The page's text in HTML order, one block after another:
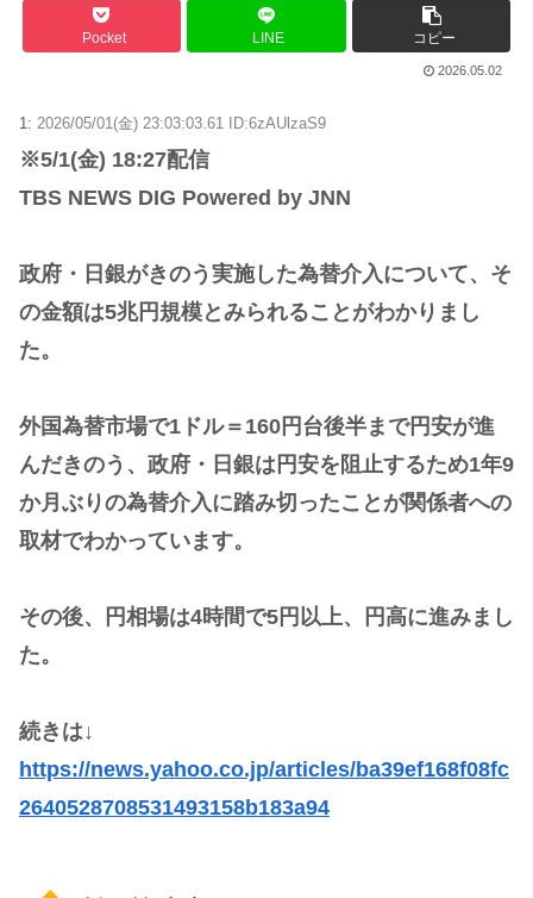
Pocket LINE コピー
2026.05.02
1: 2026/05/01(金) 23:03:03.61 ID:6zAUlzaS9
※5/1(金) 18:27配信
TBS NEWS DIG Powered by JNN
政府・日銀がきのう実施した為替介入について、そ
の金額は5兆円規模とみられることがわかりまし
た。
外国為替市場で1ドル＝160円台後半まで円安が進
んだきのう、政府・日銀は円安を阻止するため1年9
か月ぶりの為替介入に踏み切ったことが関係者への
取材でわかっています。
その後、円相場は4時間で5円以上、円高に進みまし
た。
続きは↓
https://news.yahoo.co.jp/articles/ba39ef168f08fc
2640528708531493158b183a94